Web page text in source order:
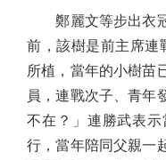
鄭麗文等步出衣冠
前，該樹是前主席連
所植，當年的小樹苗
員，連戰次子、青年
不在？」連勝武表
行，當年陪同父親一